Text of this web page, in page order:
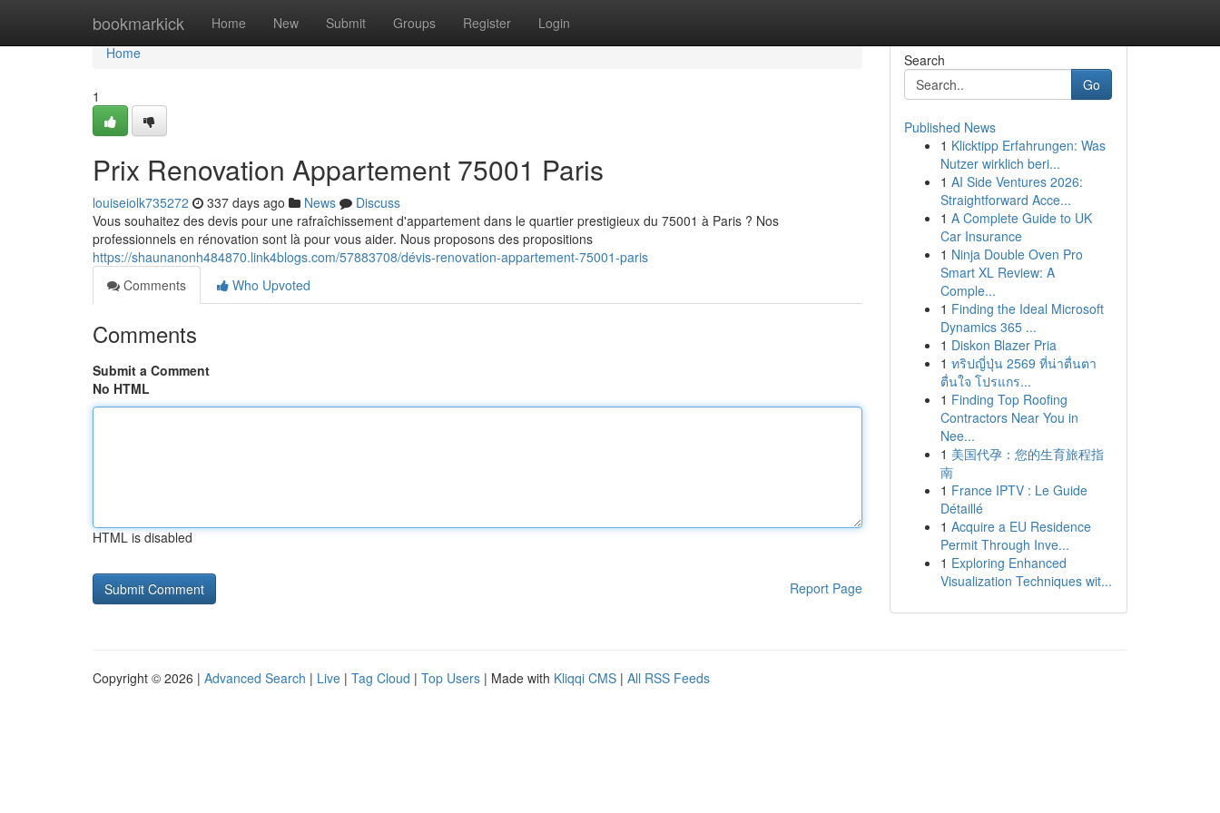
bookmarkick Home New Submit Groups Register Login
Home
Home
1
Prix Renovation Appartement 75001 Paris
louiseiolk735272 337 days ago News
Discuss
Vous souhaitez des devis pour une rafraîchissement d'appartement dans le quartier prestigieux du 75001 à Paris ? Nos
professionnels en rénovation sont là pour vous aider. Nous proposons des propositions
https://shaunanonh484870.link4blogs.com/57883708/dévis-renovation-appartement-75001-paris
Comments
Who Upvoted
Comments
Submit a Comment
No HTML
HTML is disabled
Report Page
Search
Go
Published News
1 Klicktipp Erfahrungen: Was
Nutzer wirklich beri...
1 AI Side Ventures 2026:
Straightforward Acce...
1 A Complete Guide to UK
Car Insurance
1 Ninja Double Oven Pro
Smart XL Review: A
Comple...
1 Finding the Ideal Microsoft
Dynamics 365 ...
1 Diskon Blazer Pria
1 ทริปญี่ปุ่น 2569 ที่น่าตื่นตา
ตื่นใจ โปรแกร...
1 Finding Top Roofing
Contractors Near You in
Nee...
1 美国代孕：您的生育旅程指
南
1 France IPTV : Le Guide
Détaillé
1 Acquire a EU Residence
Permit Through Inve...
1 Exploring Enhanced
Visualization Techniques wit...
Copyright © 2026 | Advanced Search | Live | Tag Cloud | Top Users | Made with Kliqqi CMS | All RSS Feeds